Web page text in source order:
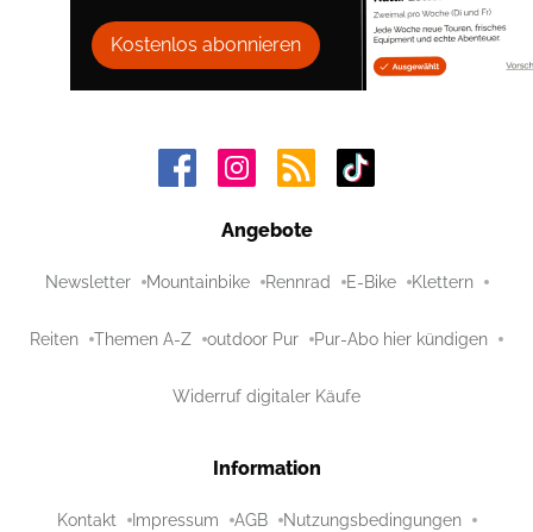
Kostenlos abonnieren
Angebote
Newsletter Mountainbike Rennrad E-Bike Klettern
Reiten Themen A-Z outdoor Pur Pur-Abo hier kündigen
Widerruf digitaler Käufe
Information
Kontakt Impressum AGB Nutzungsbedingungen